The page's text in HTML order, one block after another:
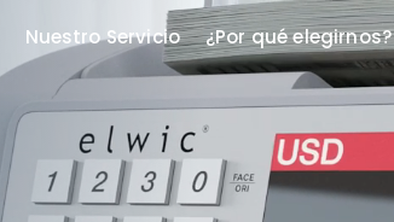
Nuestro Servicio ¿Por qué elegirnos?